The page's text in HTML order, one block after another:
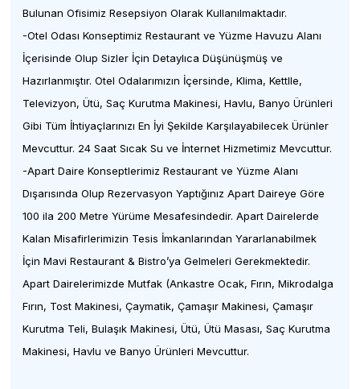
Bulunan Ofisimiz Resepsiyon Olarak Kullanılmaktadır.
-Otel Odası Konseptimiz Restaurant ve Yüzme Havuzu Alanı
İçerisinde Olup Sizler İçin Detaylıca Düşünüşmüş ve
Hazırlanmıştır. Otel Odalarımızın İçersinde, Klima, Kettlle,
Televizyon, Ütü, Saç Kurutma Makinesi, Havlu, Banyo Ürünleri
Gibi Tüm İhtiyaçlarınızı En İyi Şekilde Karşılayabilecek Ürünler
Mevcuttur. 24 Saat Sıcak Su ve İnternet Hizmetimiz Mevcuttur.
-Apart Daire Konseptlerimiz Restaurant ve Yüzme Alanı
Dışarısında Olup Rezervasyon Yaptığınız Apart Daireye Göre
100 ila 200 Metre Yürüme Mesafesindedir. Apart Dairelerde
Kalan Misafirlerimizin Tesis İmkanlarından Yararlanabilmek
İçin Mavi Restaurant & Bistro’ya Gelmeleri Gerekmektedir.
Apart Dairelerimizde Mutfak (Ankastre Ocak, Fırın, Mikrodalga
Fırın, Tost Makinesi, Çaymatik, Çamaşır Makinesi, Çamaşır
Kurutma Teli, Bulaşık Makinesi, Ütü, Ütü Masası, Saç Kurutma
Makinesi, Havlu ve Banyo Ürünleri Mevcuttur.